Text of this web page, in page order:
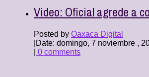
Video: Oficial agrede a
Posted by Oaxaca Digital
Date: domingo, 7 noviembre ,
0 comments